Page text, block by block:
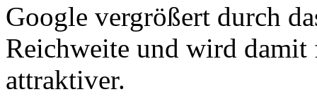
Google vergrößert durch
Reichweite und wird damit
attraktiver.